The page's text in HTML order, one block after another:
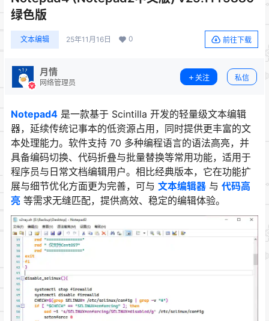
绿色版
文本编辑 25年11月16日 0 前往下载
月情
网络管理员
关注 私信
Notepad4 是一款基于 Scintilla 开发的轻量级文本编辑
器，延续传统记事本的低资源占用，同时提供更丰富的文
本处理能力。软件支持 70 多种编程语言的语法高亮，并
具备编码切换、代码折叠与批量替换等常用功能，适用于
程序员与日常文档编辑用户。相比经典版本，它在功能扩
展与细节优化方面更为完善，可与 文本编辑器 与 代码高
亮 等需求无缝匹配，提供高效、稳定的编辑体验。